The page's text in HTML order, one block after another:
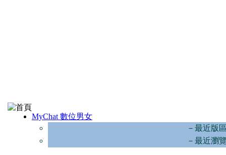
MyChat 數位男女
－最近版
－最近瀏